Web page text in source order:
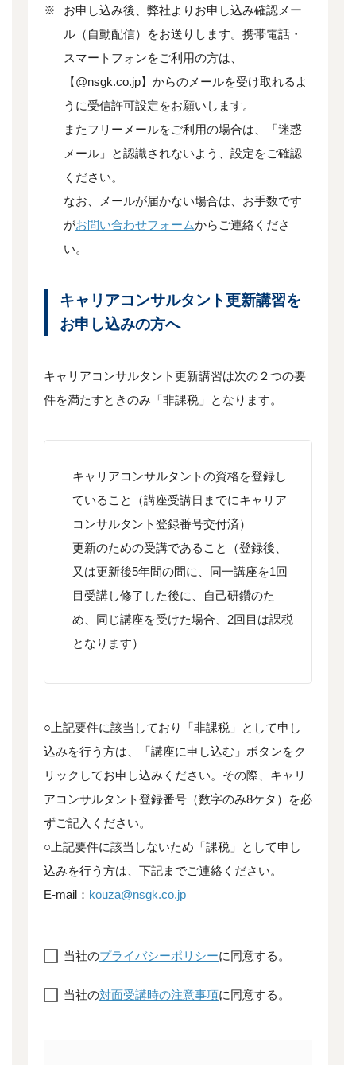
※
お申し込み後、弊社よりお申し込み確認メー
ル（自動配信）をお送りします。携帯電話・
スマートフォンをご利用の方は、
【@nsgk.co.jp】からのメールを受け取れるよ
うに受信許可設定をお願いします。
またフリーメールをご利用の場合は、「迷惑
メール」と認識されないよう、設定をご確認
ください。
なお、メールが届かない場合は、お手数です
がお問い合わせフォームからご連絡くださ
い。
キャリアコンサルタント更新講習を
お申し込みの方へ
キャリアコンサルタント更新講習は次の２つの要
件を満たすときのみ「非課税」となります。
キャリアコンサルタントの資格を登録し
ていること（講座受講日までにキャリア
コンサルタント登録番号交付済）
更新のための受講であること（登録後、
又は更新後5年間の間に、同一講座を1回
目受講し修了した後に、自己研鑽のた
め、同じ講座を受けた場合、2回目は課税
となります）
○上記要件に該当しており「非課税」として申し
込みを行う方は、「講座に申し込む」ボタンをク
リックしてお申し込みください。その際、キャリ
アコンサルタント登録番号（数字のみ8ケタ）を必
ずご記入ください。
○上記要件に該当しないため「課税」として申し
込みを行う方は、下記までご連絡ください。
E-mail： kouza@nsgk.co.jp
当社のプライバシーポリシーに同意する。
当社の対面受講時の注意事項に同意する。